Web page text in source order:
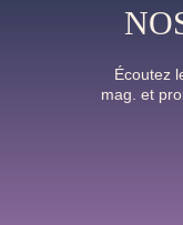
Écoutez
mag. et